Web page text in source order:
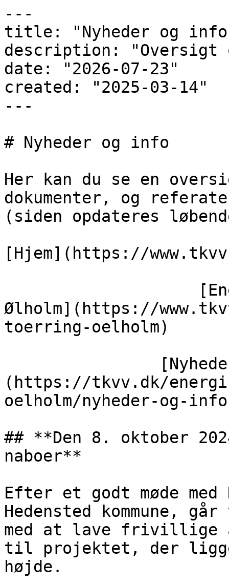
---
title: "Nyheder og
description: "Oversigt
date: "2026-07-23"
created: "2025-03-14"
---
# Nyheder og info
Her kan du se en
dokumenter, og
(siden opdateres
[Hjem](https://
Ølholm](https://
toerring-oelholm)
(https://tkvv.dk/
oelholm/nyheder-og-
## **Den 8. oktober
naboer**
Efter et godt møde
Hedensted kommune,
med at lave frivillige
til projektet, der
højde.